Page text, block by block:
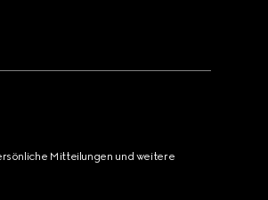
Mitteilungen und weitere